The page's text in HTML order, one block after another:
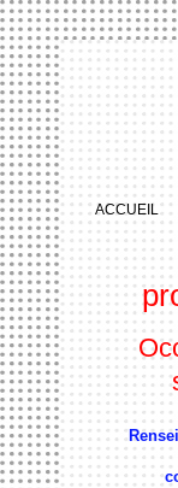
ACCUEIL